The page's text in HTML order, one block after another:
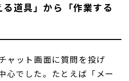
道具」から「作業する
ャット画面に質問を投げ
心でした。たとえば「メー